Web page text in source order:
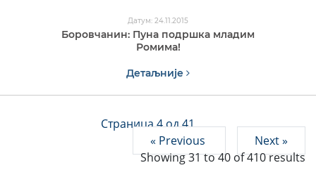
Датум: 24.11.2015
Боровчанин: Пуна подршка младим
Ромима!
Детаљније
Страница 4 од 41
« Previous
Next »
Showing31to40 of410results